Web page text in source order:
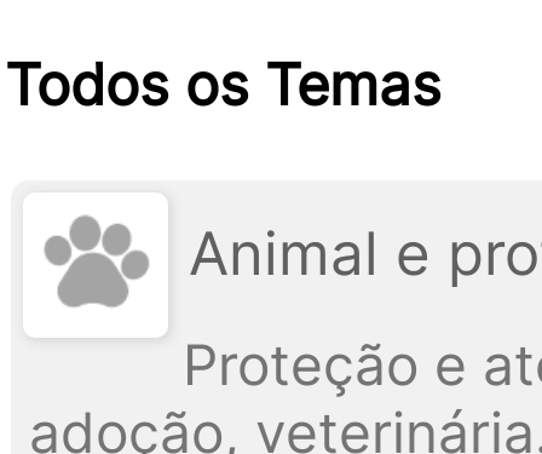
Todos os Temas
Animal e
Proteção e
adoção,